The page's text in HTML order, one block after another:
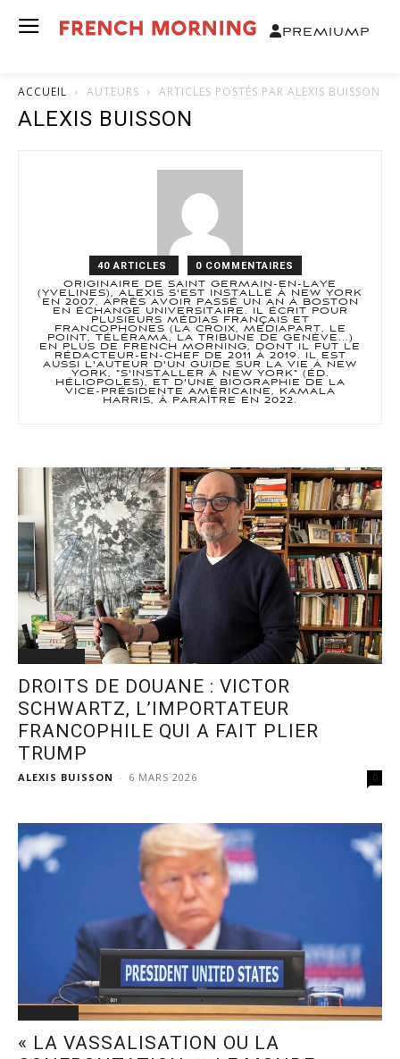
PREMIUMP
ACCUEIL AUTEURS ARTICLES POSTÉS PAR ALEXIS BUISSON
ALEXIS BUISSON
40 ARTICLES 0 COMMENTAIRES
ORIGINAIRE DE SAINT GERMAIN-EN-LAYE
(YVELINES), ALEXIS S'EST INSTALLÉ À NEW YORK
EN 2007, APRÈS AVOIR PASSÉ UN AN À BOSTON
EN ÉCHANGE UNIVERSITAIRE. IL ÉCRIT POUR
PLUSIEURS MÉDIAS FRANÇAIS ET
FRANCOPHONES (LA CROIX, MEDIAPART, LE
POINT, TÉLÉRAMA, LA TRIBUNE DE GENÈVE...)
EN PLUS DE FRENCH MORNING, DONT IL FUT LE
RÉDACTEUR-EN-CHEF DE 2011 À 2019. IL EST
AUSSI L'AUTEUR D'UN GUIDE SUR LA VIE À NEW
YORK, "S'INSTALLER À NEW YORK" (ÉD.
HÉLIOPOLES), ET D'UNE BIOGRAPHIE DE LA
VICE-PRÉSIDENTE AMÉRICAINE, KAMALA
HARRIS, À PARAÎTRE EN 2022.
DROITS DE DOUANE : VICTOR
SCHWARTZ, L’IMPORTATEUR
FRANCOPHILE QUI A FAIT PLIER
TRUMP
ALEXIS BUISSON - 6 MARS 2026 0
« LA VASSALISATION OU LA